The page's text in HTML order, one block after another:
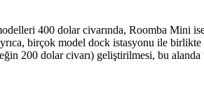
400 dolar civarında, Roomba Mini
birçok model dock istasyonu ile
200 dolar civarı) geliştirilmesi, bu alanda